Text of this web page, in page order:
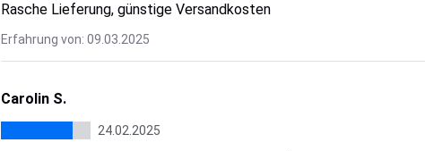
Rasche Lieferung, günstige Versandkosten
Erfahrung von: 09.03.2025
Carolin S.
24.02.2025